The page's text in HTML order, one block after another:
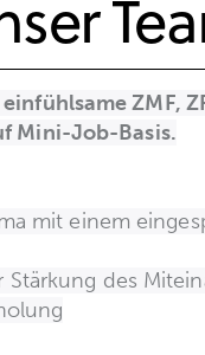
ZMF,
Mini-Job-Basis.
mit einem
des